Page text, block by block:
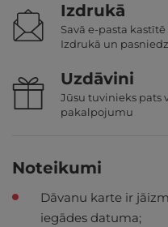
Izdrukā
Savā e-pasta
Izdrukā un
Uzdāvini
Jūsu tuvinieks pats
pakalpojumu
Noteikumi
Dāvanu karte ir
iegādes datuma;